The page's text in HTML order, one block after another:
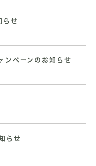
らせ
ンペーンのお知らせ
らせ